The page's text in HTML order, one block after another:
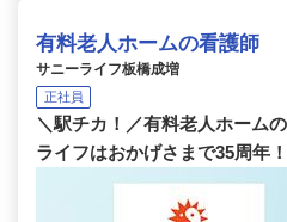
有料老人ホームの看護師
サニーライフ板橋成増
正社員
＼駅チカ！／有料老人ホーム
ライフはおかげさまで35周年